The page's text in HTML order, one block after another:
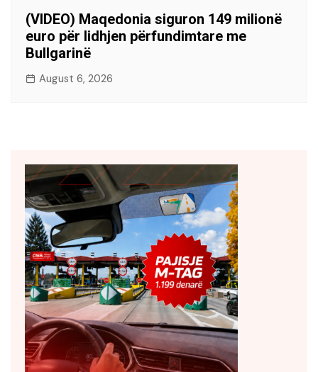
(VIDEO) Maqedonia siguron 149 milionë
euro për lidhjen përfundimtare me
Bullgarinë
August 6, 2026